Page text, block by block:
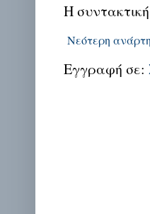
Η
Νεότερη
Εγγραφή σε: